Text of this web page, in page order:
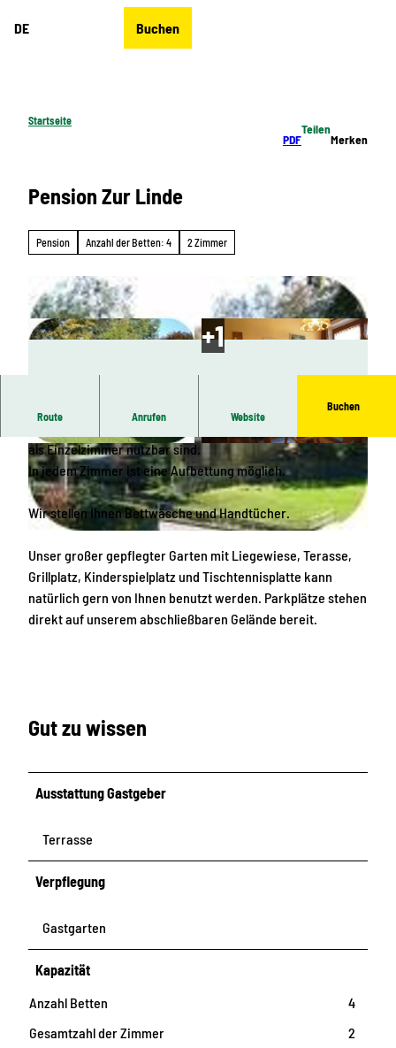
DE Buchen
Startseite
PDF
Teilen
Merken
Pension Zur Linde
Pension Anzahl der Betten: 4 2 Zimmer
a
u
s
a
h
G
r
i
l
p
l
a
t
A
u
f
e
t
h
a
l
Route Anrufen Website
Buchen
als Einzelzimmer nutzbar sind.
In jedem Zimmer ist eine Aufbettung möglich.
Wir stellen Ihnen Bettwäsche und Handtücher.
Unser großer gepflegter Garten mit Liegewiese, Terasse,
Grillplatz, Kinderspielplatz und Tischtennisplatte kann
natürlich gern von Ihnen benutzt werden. Parkplätze stehen
direkt auf unserem abschließbaren Gelände bereit.
Gut zu wissen
Ausstattung Gastgeber
Terrasse
Verpflegung
Gastgarten
Kapazität
Anzahl Betten
4
Gesamtzahl der Zimmer
2